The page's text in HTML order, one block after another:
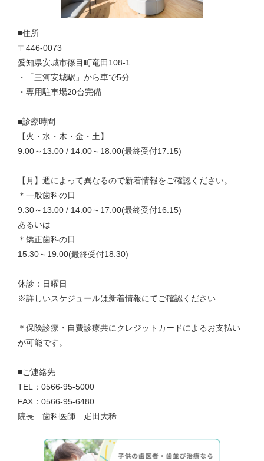
■住所
〒446-0073
愛知県安城市篠目町竜田108-1
・「三河安城駅」から車で5分
・専用駐車場20台完備
■診療時間
【火・水・木・金・土】
9:00～13:00 / 14:00～18:00(最終受付17:15)
【月】週によって異なるので新着情報をご確認ください。
＊一般歯科の日
9:30～13:00 / 14:00～17:00(最終受付16:15)
あるいは
＊矯正歯科の日
15:30～19:00(最終受付18:30)
休診：日曜日
※詳しいスケジュールは新着情報にてご確認ください
＊保険診療・自費診療共にクレジットカードによるお支払い
が可能です。
■ご連絡先
TEL：0566-95-5000
FAX：0566-95-6480
院長 歯科医師 疋田大稀